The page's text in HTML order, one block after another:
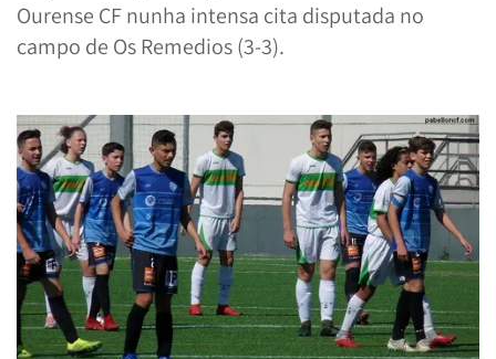
Ourense CF nunha intensa cita disputada no
campo de Os Remedios (3-3).